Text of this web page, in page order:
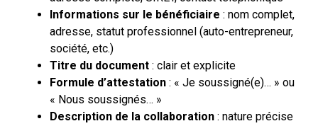
Informations sur le bénéficiaire : nom complet,
adresse, statut professionnel (auto-entrepreneur,
société, etc.)
Titre du document : clair et explicite
Formule d’attestation : « Je soussigné(e)… » ou
« Nous soussignés… »
Description de la collaboration : nature précise